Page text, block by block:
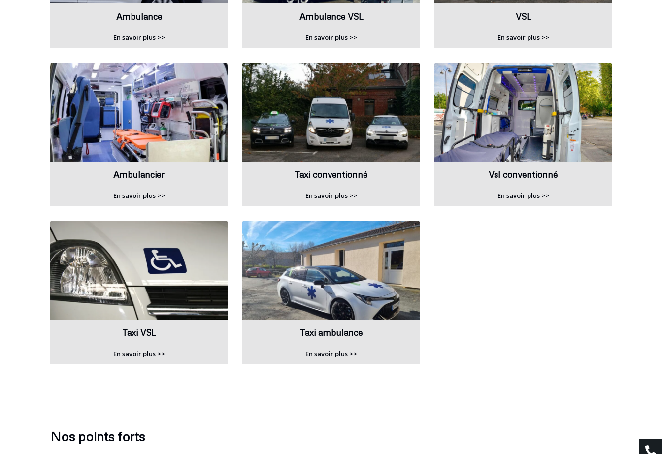
Ambulance
En savoir plus >>
Ambulance VSL
En savoir plus >>
VSL
En savoir plus >>
Ambulancier
En savoir plus >>
Taxi conventionné
En savoir plus >>
Vsl conventionné
En savoir plus >>
Taxi VSL
En savoir plus >>
Taxi ambulance
En savoir plus >>
Nos points forts